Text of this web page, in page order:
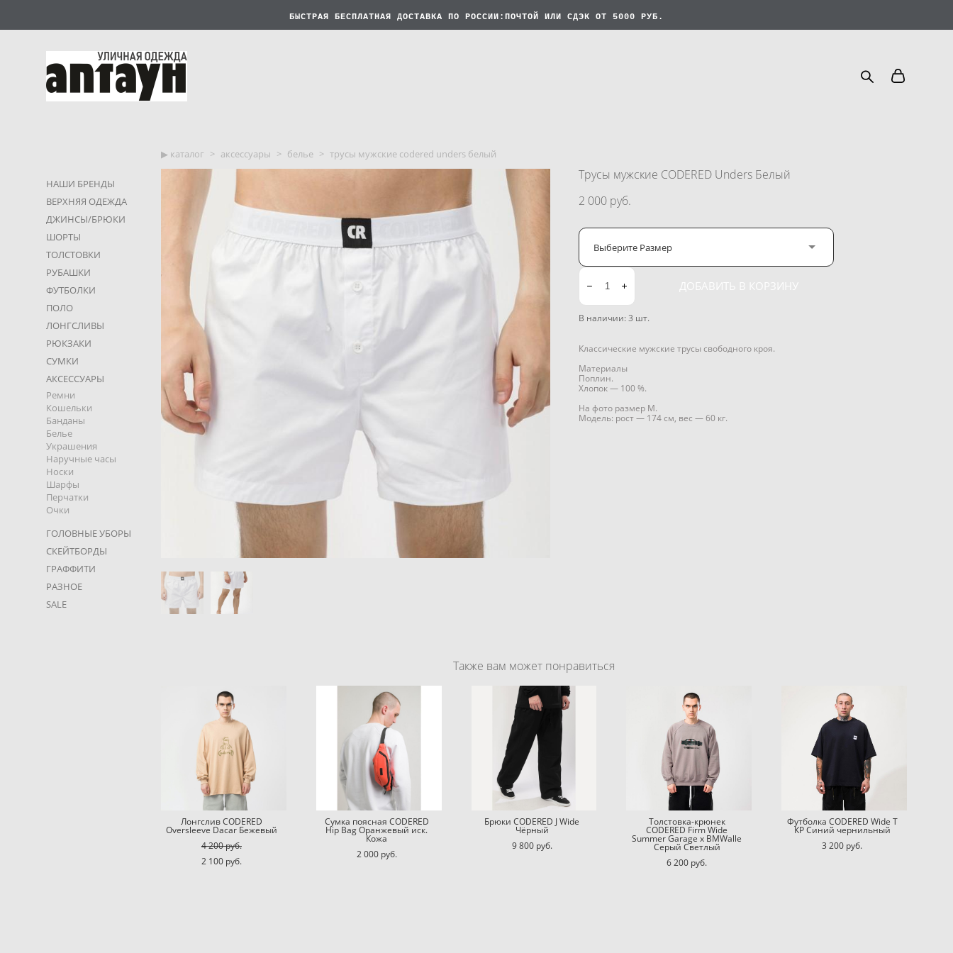
БЫСТРАЯ БЕСПЛАТНАЯ ДОСТАВКА ПО РОССИИ:ПОЧТОЙ ИЛИ СДЭК ОТ 5000 РУБ.
НАШИ БРЕНДЫ
ВЕРХНЯЯ ОДЕЖДА
ДЖИНСЫ/БРЮКИ
ШОРТЫ
ТОЛСТОВКИ
РУБАШКИ
ФУТБОЛКИ
ПОЛО
ЛОНГСЛИВЫ
РЮКЗАКИ
СУМКИ
АКСЕССУАРЫ
Ремни
Кошельки
Банданы
Белье
Украшения
Наручные часы
Носки
Шарфы
Перчатки
Очки
ГОЛОВНЫЕ УБОРЫ
СКЕЙТБОРДЫ
ГРАФФИТИ
РАЗНОЕ
SALE
▶︎ каталог > аксессуары > белье > трусы мужские codered unders белый
Трусы мужские CODERED Unders Белый
2 000 pуб.
Выберите Размер
В наличии:3 шт.
ДОБАВИТЬ В КОРЗИНУ
Классические мужские трусы свободного кроя.
Материалы
Поплин.
Хлопок — 100 %.
На фото размер М.
Модель: рост — 174 см, вес — 60 кг.
Также вам может понравиться
Лонгслив CODERED
Oversleeve Dacar Бежевый
4 200 pуб.
2 100 pуб.
Сумка поясная CODERED
Hip Bag Оранжевый иск.
Кожа
2 000 pуб.
Брюки CODERED J Wide
Чёрный
9 800 pуб.
Толстовка-крюнек
CODERED Firm Wide
Summer Garage x BMWalle
Серый Светлый
6 200 pуб.
Футболка CODERED Wide T
КР Синий чернильный
3 200 pуб.